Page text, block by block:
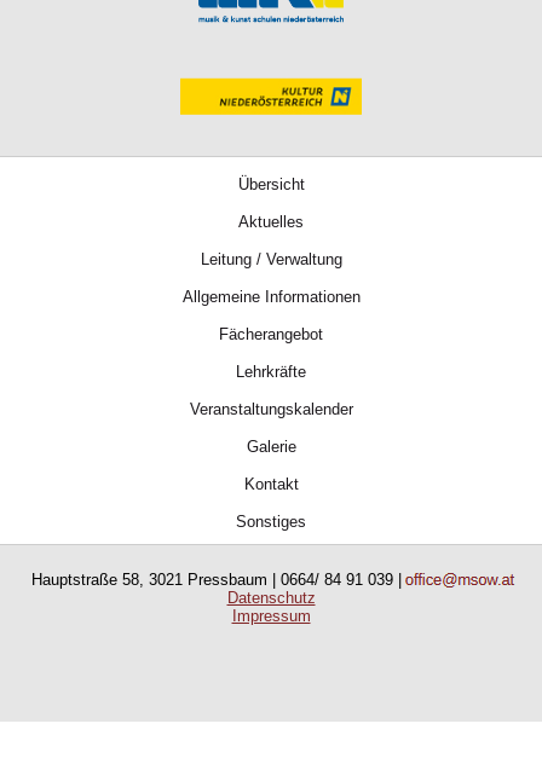
Übersicht
Aktuelles
Leitung / Verwaltung
Allgemeine Informationen
Fächerangebot
Lehrkräfte
Veranstaltungskalender
Galerie
Kontakt
Sonstiges
Hauptstraße 58, 3021 Pressbaum | 0664/ 84 91 039 |
Datenschutz
Impressum